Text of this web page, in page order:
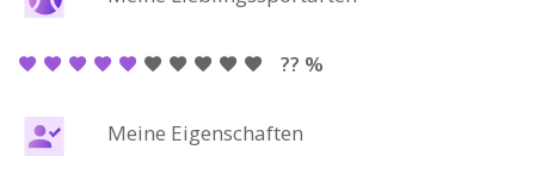
?? %
Meine Eigenschaften